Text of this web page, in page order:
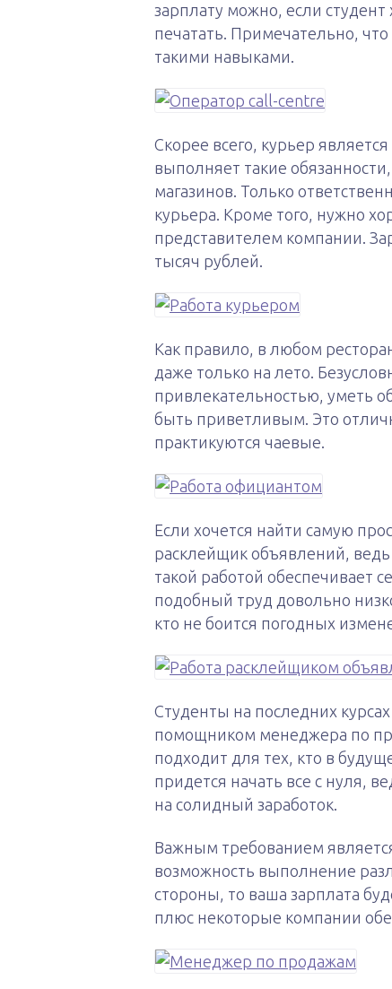
зарплату можно, если
печатать. Примечательно,
такими навыками.
Скорее всего, курьер
выполняет такие
магазинов. Только
курьера. Кроме того, нужно
представителем компании.
тысяч рублей.
Как правило, в любом
даже только на лето.
привлекательностью, уметь
быть приветливым. Это
практикуются чаевые.
Если хочется найти самую
расклейщик объявлений,
такой работой обеспечивает
подобный труд довольно
кто не боится погодных
Студенты на последних
помощником менеджера по
подходит для тех, кто в
придется начать все с нуля,
на солидный заработок.
Важным требованием
возможность выполнение
стороны, то ваша зарплата
плюс некоторые компании